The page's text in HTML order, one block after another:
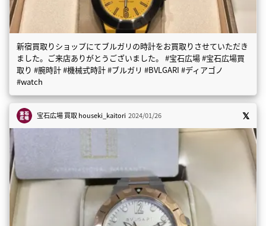
新宿買取りショップにてブルガリの時計をお買取りさせていただき
ました。ご来店ありがとうございました。 #宝石広場 #宝石広場買
取り #腕時計 #機械式時計 #ブルガリ #BVLGARI #ディアゴノ
#watch
宝石広場 買取houseki_kaitori 2024/01/26